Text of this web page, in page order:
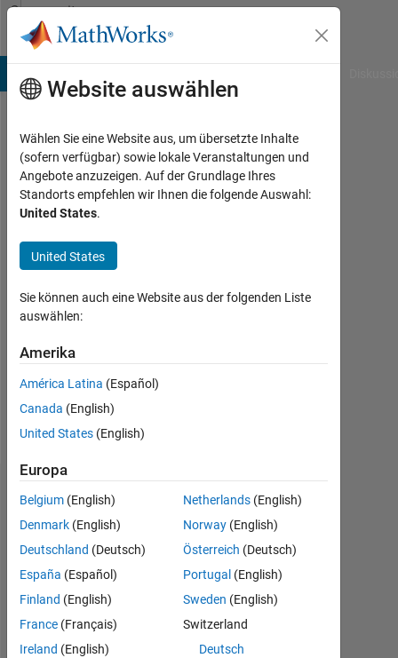
Weiter zum Inhalt
Community
Profile
Avish
Porwal
Aktiv
2020
Followers:
Following:
0
Follow
Empfehlungen
Please
login
to
this
person
in
Website auswählen
Wählen Sie eine Website aus, um übersetzte Inhalte
(sofern verfügbar) sowie lokale Veranstaltungen und
Angebote anzuzeigen. Auf der Grundlage Ihres
Standorts empfehlen wir Ihnen die folgende Auswahl:
United States.
United States
Sie können auch eine Website aus der folgenden Liste
auswählen:
Amerika
América Latina (Español)
Canada (English)
United States (English)
Europa
Belgium (English)
Denmark (English)
Deutschland (Deutsch)
España (Español)
Finland (English)
France (Français)
Ireland (English)
Netherlands (English)
Norway (English)
Österreich (Deutsch)
Portugal (English)
Sweden (English)
Switzerland
Deutsch